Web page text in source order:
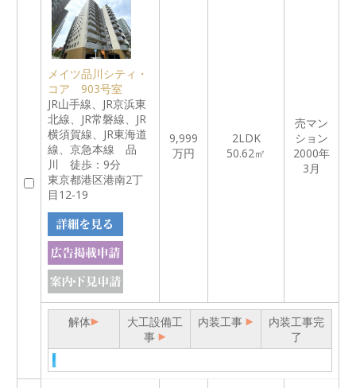
メイツ品川シティ・
コア 903号室
JR山手線、JR京浜東
北線、JR常磐線、JR
横須賀線、JR東海道
線、京急本線 品
川 徒歩：9分
東京都港区港南2丁
目12-19
9,999
万円
2LDK
50.62㎡
売マン
ション
2000年
3月
解体
大工設備工
事
内装工事
内装工事完
了